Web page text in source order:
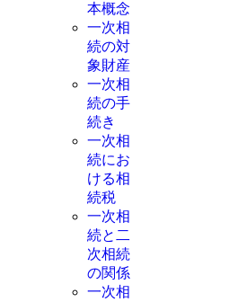
本概念
一次相
続の対
象財産
一次相
続の手
続き
一次相
続にお
ける相
続税
一次相
続と二
次相続
の関係
一次相